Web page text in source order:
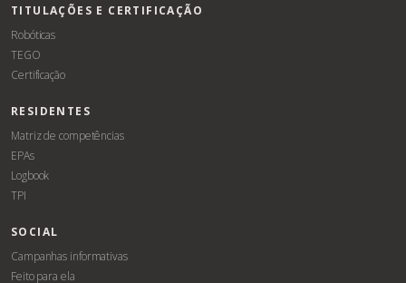
TITULAÇÕES E CERTIFICAÇÃO
Robóticas
TEGO
Certificação
RESIDENTES
Matriz de competências
EPAs
Logbook
TPI
SOCIAL
Campanhas informativas
Feito para ela